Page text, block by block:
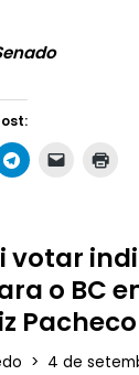
votar
o BC
Pacheco
4 de